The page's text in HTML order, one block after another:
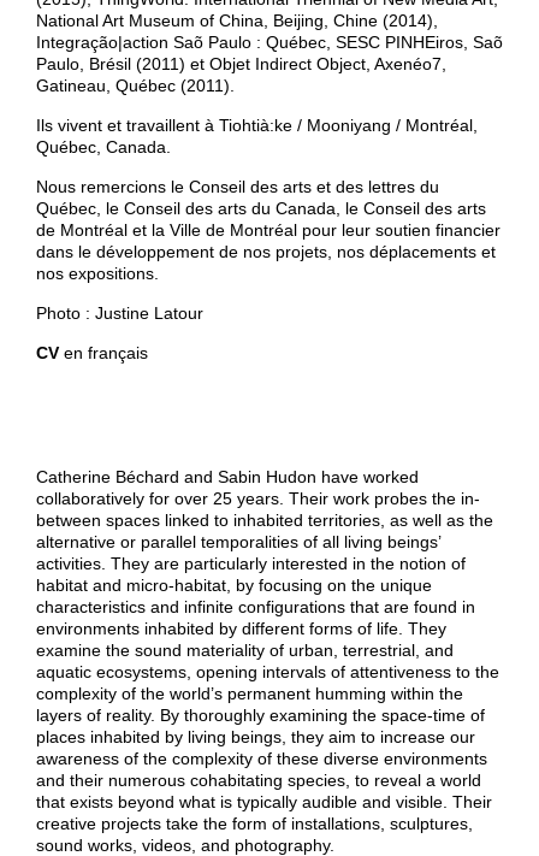
National Art Museum of China, Beijing, Chine (2014),
Integração|action Saõ Paulo : Québec, SESC PINHEiros, Saõ
Paulo, Brésil (2011) et Objet Indirect Object, Axenéo7,
Gatineau, Québec (2011).
Ils vivent et travaillent à Tiohtià:ke / Mooniyang / Montréal,
Québec, Canada.
Nous remercions le Conseil des arts et des lettres du
Québec, le Conseil des arts du Canada, le Conseil des arts
de Montréal et la Ville de Montréal pour leur soutien financier
dans le développement de nos projets, nos déplacements et
nos expositions.
Photo : Justine Latour
CV en français
Catherine Béchard and Sabin Hudon have worked
collaboratively for over 25 years. Their work probes the in-
between spaces linked to inhabited territories, as well as the
alternative or parallel temporalities of all living beings’
activities. They are particularly interested in the notion of
habitat and micro-habitat, by focusing on the unique
characteristics and infinite configurations that are found in
environments inhabited by different forms of life. They
examine the sound materiality of urban, terrestrial, and
aquatic ecosystems, opening intervals of attentiveness to the
complexity of the world’s permanent humming within the
layers of reality. By thoroughly examining the space-time of
places inhabited by living beings, they aim to increase our
awareness of the complexity of these diverse environments
and their numerous cohabitating species, to reveal a world
that exists beyond what is typically audible and visible. Their
creative projects take the form of installations, sculptures,
sound works, videos, and photography.